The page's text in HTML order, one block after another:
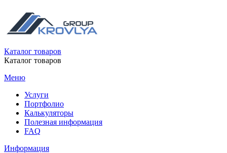
Каталог товаров
Каталог товаров
Меню
Услуги
Портфолио
Калькуляторы
Полезная информация
FAQ
Информация